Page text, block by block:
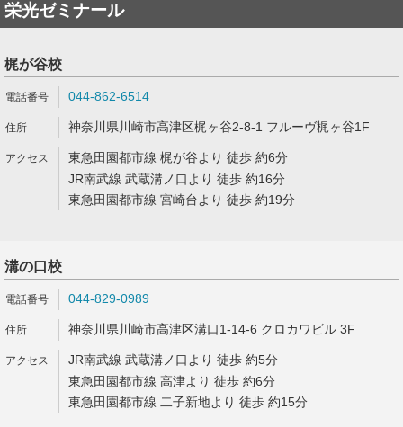
栄光ゼミナール
梶が谷校
044-862-6514
神奈川県川崎市高津区梶ヶ谷2-8-1 フルーヴ梶ヶ谷1F
東急田園都市線 梶が谷より 徒歩 約6分
JR南武線 武蔵溝ノ口より 徒歩 約16分
東急田園都市線 宮崎台より 徒歩 約19分
溝の口校
044-829-0989
神奈川県川崎市高津区溝口1-14-6 クロカワビル 3F
JR南武線 武蔵溝ノ口より 徒歩 約5分
東急田園都市線 高津より 徒歩 約6分
東急田園都市線 二子新地より 徒歩 約15分